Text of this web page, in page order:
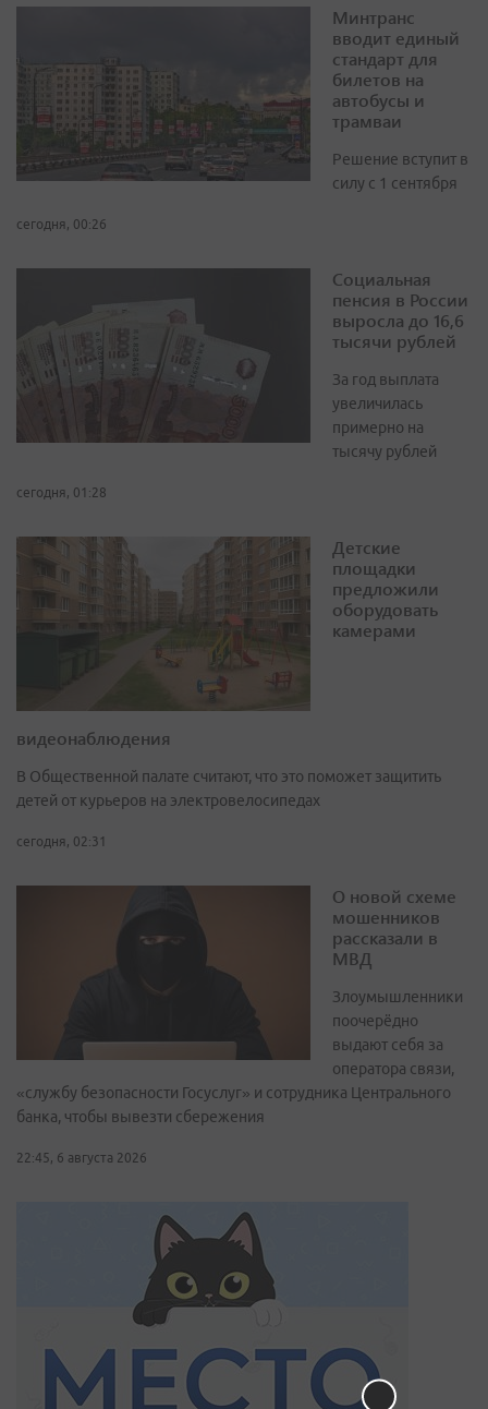
Минтранс
вводит единый
стандарт для
билетов на
автобусы и
трамваи
Решение вступит в
силу с 1 сентября
сегодня, 00:26
Социальная
пенсия в России
выросла до 16,6
тысячи рублей
За год выплата
увеличилась
примерно на
тысячу рублей
сегодня, 01:28
Детские
площадки
предложили
оборудовать
камерами
видеонаблюдения
В Общественной палате считают, что это поможет защитить
детей от курьеров на электровелосипедах
сегодня, 02:31
О новой схеме
мошенников
рассказали в
МВД
Злоумышленники
поочерёдно
выдают себя за
оператора связи,
«службу безопасности Госуслуг» и сотрудника Центрального
банка, чтобы вывезти сбережения
22:45, 6 августа 2026